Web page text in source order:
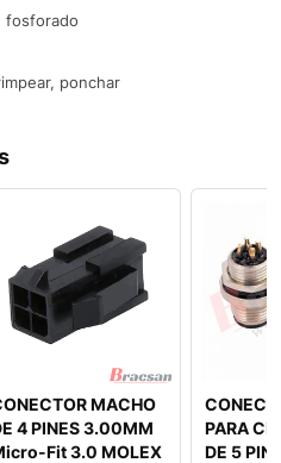
fosforado
ponchar
MACHO
4 PINES 3.00MM
Fit 3.0 MOLEX
PARA
DE 5